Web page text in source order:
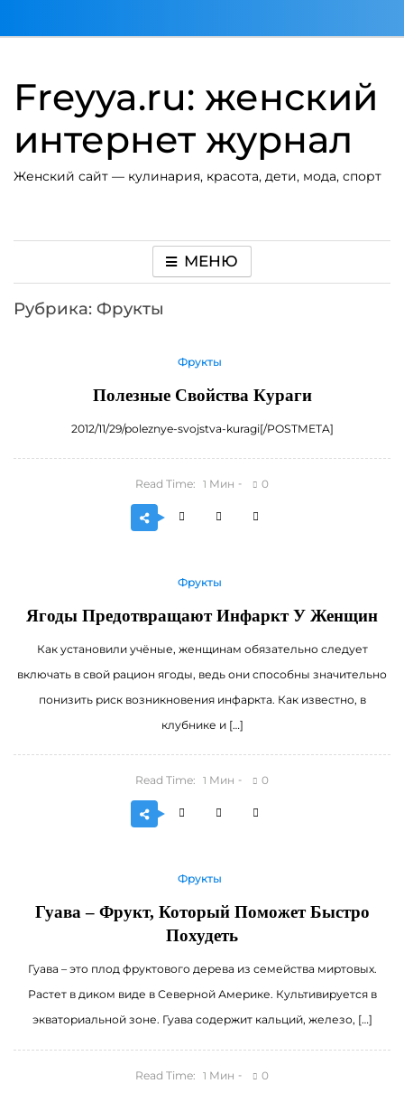
Freyya.ru: женский
интернет журнал
Женский сайт — кулинария, красота, дети, мода, спорт
МЕНЮ
Рубрика: Фрукты
Фрукты
Полезные Свойства Кураги
2012/11/29/poleznye-svojstva-kuragi[/POSTMETA]
Read Time: 1 Мин 0
Фрукты
Ягоды Предотвращают Инфаркт У Женщин
Как установили учёные, женщинам обязательно следует
включать в свой рацион ягоды, ведь они способны значительно
понизить риск возникновения инфаркта. Как известно, в
клубнике и […]
Read Time: 1 Мин 0
Фрукты
Гуава – Фрукт, Который Поможет Быстро
Похудеть
Гуава – это плод фруктового дерева из семейства миртовых.
Растет в диком виде в Северной Америке. Культивируется в
экваториальной зоне. Гуава содержит кальций, железо, […]
Read Time: 1 Мин 0